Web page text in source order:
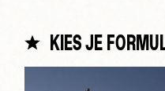
KIES JE